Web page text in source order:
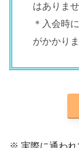
はありませ
＊入会時
がかかりま